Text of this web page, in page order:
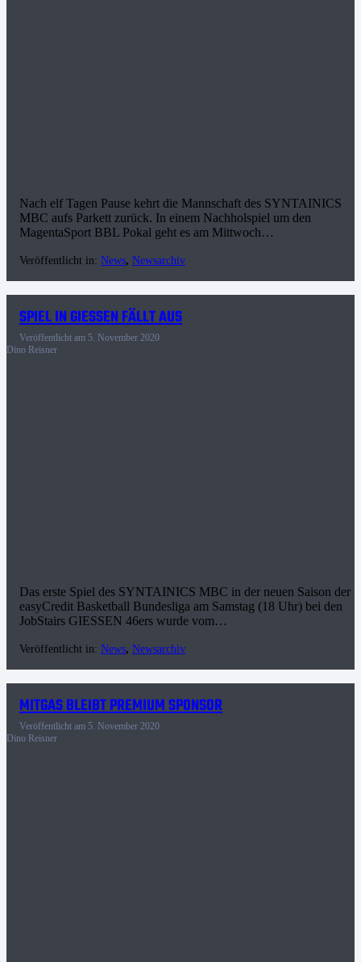
Nach elf Tagen Pause kehrt die Mannschaft des SYNTAINICS
MBC aufs Parkett zurück. In einem Nachholspiel um den
MagentaSport BBL Pokal geht es am Mittwoch…
Veröffentlicht in: News, Newsarchiv
SPIEL IN GIESSEN FÄLLT AUS
Veröffentlicht am 5. November 2020
Dino Reisner
Das erste Spiel des SYNTAINICS MBC in der neuen Saison der
easyCredit Basketball Bundesliga am Samstag (18 Uhr) bei den
JobStairs GIESSEN 46ers wurde vom…
Veröffentlicht in: News, Newsarchiv
MITGAS BLEIBT PREMIUM SPONSOR
Veröffentlicht am 5. November 2020
Dino Reisner